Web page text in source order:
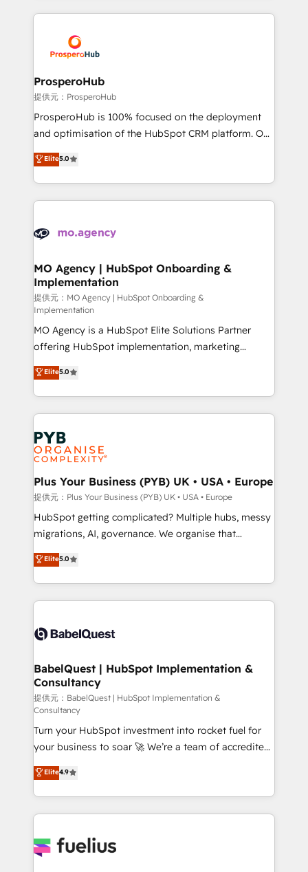
record of business transformation, our growth-first
approach has helped brands dominate their
onboarding and implementation, web design, sales
extensive experience working with tech companies
and manufacturers since 2002, we are committed to
empowering our clients and developing their
autonomy. Get to grips with HubSpot through
guided implementation and seamless integration of
the CRM platform into your digital ecosystem. Would
marketing strategy? We'll provide support tailored
to your needs and sales objectives. With 125+
Accreditations. Based in Canada (coast to coast), our
services are offered in both English & French.
ProsperoHub
提供元：ProsperoHub
ProsperoHub is 100% focused on the deployment
and optimisation of the HubSpot CRM platform. Our
highly experienced team of solutions experts will
ensure that you achieve maximum adoption and
ROI from your HubSpot investment. Use our
extensive HubSpot, sales, marketing, service and
HubSpot journey, design and implement your
infrastructure to life. Our collaborative approach
keeps you in control whilst we plan and support the
route to your revenue goals. We have successfully
supported over 500 organisations with HubSpot
implementation, optimisation, training, and
adoption assurance. Our tried and tested Roadmap
methodology will ensure that you receive the best
deployment experience possible. Whether you are
new to HubSpot or seeking to turn around a poor
install, our team have the change management
expertise to deliver the solutions you need.
Elite5.0
MO Agency | HubSpot Onboarding &
Implementation
提供元：MO Agency | HubSpot Onboarding &
Implementation
MO Agency is a HubSpot Elite Solutions Partner
offering HubSpot implementation, marketing
automation, CRM and RevOps consulting, B2B SEO,
paid media, content marketing, AEO and GEO (AI
search optimisation), and HubSpot Content Hub and
WordPress development. We work with enterprise
and growth-led companies across technology,
professional services, financial services and
industrial sectors. Offices in Johannesburg, Cape
Town, Dubai & London. 500+ HubSpot CRM
implementations delivered. AI visibility coverage
across ChatGPT, Claude, Perplexity, Gemini and
Google AI Overviews. HubSpot Impact Award -
Innovation HubSpot Impact Award - Platform
Migration Excellence HubSpot Impact Award -
accreditations with HubSpot.
Elite5.0
Plus Your Business (PYB) UK • USA • Europe
提供元：Plus Your Business (PYB) UK • USA • Europe
HubSpot getting complicated? Multiple hubs, messy
migrations, AI, governance. We organise that
complexity, so your team can put HubSpot to work...
Welcome to our Profile! We help with: • CRM
implementation, reports, workflows, and team
training • CRM migration from Salesforce, Pipedrive,
custom API integrations • AI governance for
Boutique 'Elite' team of 12 • 150+ clients across Sales
Hub, Marketing Hub, Service Hub, Data Hub and
CMS • ISO/IEC 27001:2022, ISO 9001:2015, and ISO
42001:2023 certified - the AI management standard •
GuardHub: our AI governance framework, built on
ISO 42001 Ready for the next step? Click the 👈
'𝗖𝗼𝗻𝘁𝗮𝗰𝘁 𝗯𝘂𝘀𝗶𝗻𝗲𝘀𝘀' button to get in touch (𝘸𝘦'𝘳𝘦
𝘴𝘶𝘱𝘦𝘳 𝘳𝘦𝘴𝘱𝘰𝘯𝘴𝘪𝘷𝘦)
Elite5.0
BabelQuest | HubSpot Implementation &
Consultancy
提供元：BabelQuest | HubSpot Implementation &
Consultancy
Turn your HubSpot investment into rocket fuel for
your business to soar 🚀 We’re a team of accredited
HubSpot experts ready to help you. We can
implement the platform into complex business
environments, optimise what you've got and make
sure you can actually use it, build your website in
for you and execute it on HubSpot. We are on the
Elite4.9